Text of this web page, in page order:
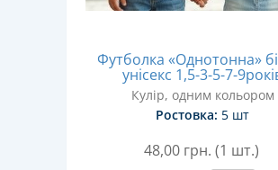
Футболка «Однотонна»
унісекс 1,5-3-5-7-
Кулір, одним кольором
Ростовка: 5 шт
48,00 грн. (1 шт.)